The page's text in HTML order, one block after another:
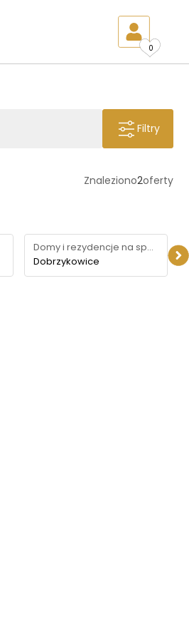
0
Filtry
Znaleziono2oferty
Domy i rezydencje na sprzedaż
Dobrzykowice